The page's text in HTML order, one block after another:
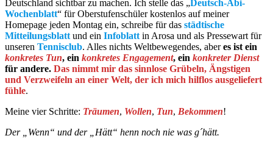
Deutschland sichtbar zu machen. Ich stelle das „Deutsch-Abi-
Wochenblatt“ für Oberstufenschüler kostenlos auf meiner
Homepage jeden Montag ein, schreibe für das städtische
Mitteilungsblatt und ein Infoblatt in Arosa und als Pressewart für
unseren Tennisclub. Alles nichts Weltbewegendes, aberes ist ein
konkretes Tun, ein konkretes Engagement, ein konkreter Dienst
für andere. Das nimmt mir das sinnlose Grübeln, Ängstigen
und Verzweifeln an einer Welt, der ich mich hilflos ausgeliefert
fühle.
Meine vier Schritte: Träumen, Wollen, Tun, Bekommen!
Der „Wenn“ und der „Hätt“ henn noch nie was g´hätt.